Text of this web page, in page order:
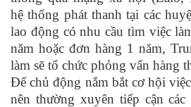
hệ thống phát thanh tại các
lao động có nhu cầu tìm việc
năm hoặc đơn hàng 1 năm,
làm sẽ tổ chức phỏng vấn hàng
Để chủ động nắm bắt cơ hội
nên thường xuyên tiếp cận